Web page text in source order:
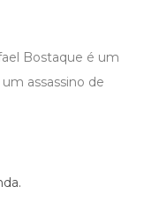
Bostaque é um
assassino de